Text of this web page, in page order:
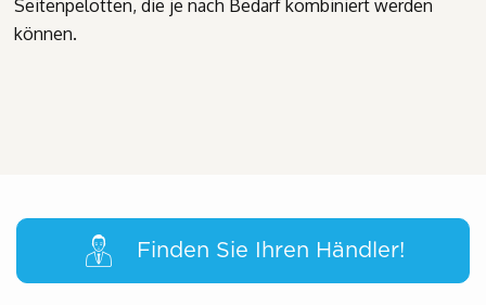
Seitenpelotten, die je nach Bedarf kombiniert werden
können.
Finden Sie Ihren Händler!